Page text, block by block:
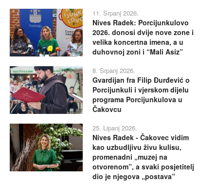
11. Srpanj 2026.
Nives Radek: Porcijunkulovo
2026. donosi dvije nove zone i
velika koncertna imena, a u
duhovnoj zoni i “Mali Asiz”
8. Srpanj 2026.
Gvardijan fra Filip Đurđević o
Porcijunkuli i vjerskom dijelu
programa Porcijunkulova u
Čakovcu
25. Lipanj 2026.
Nives Radek - Čakovec vidim
kao uzbudljivu živu kulisu,
promenadni „muzej na
otvorenom”, a svaki posjetitelj
dio je njegova „postava”